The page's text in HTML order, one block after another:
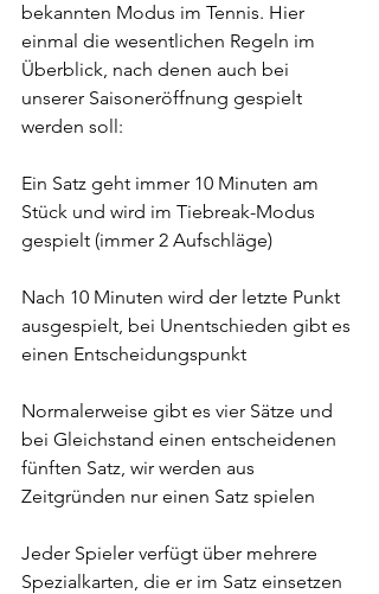
bekannten Modus im Tennis. Hier
einmal die wesentlichen Regeln im
Überblick, nach denen auch bei
unserer Saisoneröffnung gespielt
werden soll:
Ein Satz geht immer 10 Minuten am
Stück und wird im Tiebreak-Modus
gespielt (immer 2 Aufschläge)
Nach 10 Minuten wird der letzte Punkt
ausgespielt, bei Unentschieden gibt es
einen Entscheidungspunkt
Normalerweise gibt es vier Sätze und
bei Gleichstand einen entscheidenen
fünften Satz, wir werden aus
Zeitgründen nur einen Satz spielen
Jeder Spieler verfügt über mehrere
Spezialkarten, die er im Satz einsetzen